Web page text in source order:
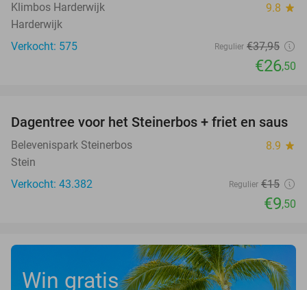
Klimbos Harderwijk 9.8 star
Harderwijk
Verkocht: 575
Regulier €37,95
€26,50
37%
Dagentree voor het Steinerbos + friet en saus
Belevenispark Steinerbos 8.9 star
Stein
Verkocht: 43.382
Regulier €15
€9,50
Win gratis